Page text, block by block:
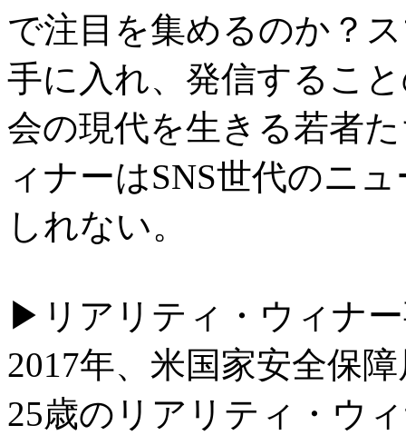
で注目を集めるのか？
手に入れ、発信するこ
会の現代を生きる若者
ィナーはSNS世代のニ
しれない。
▶リアリティ・ウィナ
2017年、米国家安全保
25歳のリアリティ・ウ